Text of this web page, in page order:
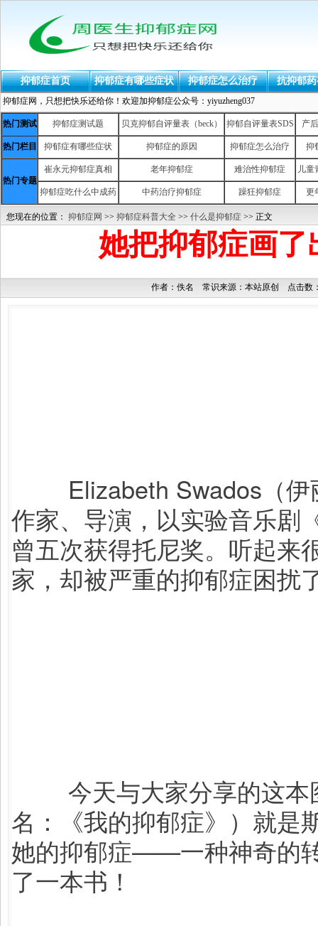
抑郁症首页 抑郁症有哪些症状 抑郁症怎么治疗 抗抑郁
抑郁症网，只想把快乐还给你！欢迎加抑郁症公众号：yiyuzheng037
热门测试 抑郁症测试题 贝克抑郁自评量表（beck） 抑郁自评量表SDS 产
热门栏目 抑郁症有哪些症状 抑郁症的原因 抑郁症怎么治疗 抑
热门专题
崔永元抑郁症真相 老年抑郁症 难治性抑郁症 儿童
抑郁症吃什么中成药 中药治疗抑郁症 躁狂抑郁症 更
您现在的位置： 抑郁症网 >> 抑郁症科普大全 >> 什么是抑郁症 >> 正文
她把抑郁症画
作者：佚名 常识来源：本站原创 点击数
Elizabeth Swados（
作家、导演，以实验音乐剧
曾五次获得托尼奖。听起来
家，却被严重的抑郁症困扰
今天与大家分享的这
名：《我的抑郁症》）就是
她的抑郁症——一种神奇的
了一本书！